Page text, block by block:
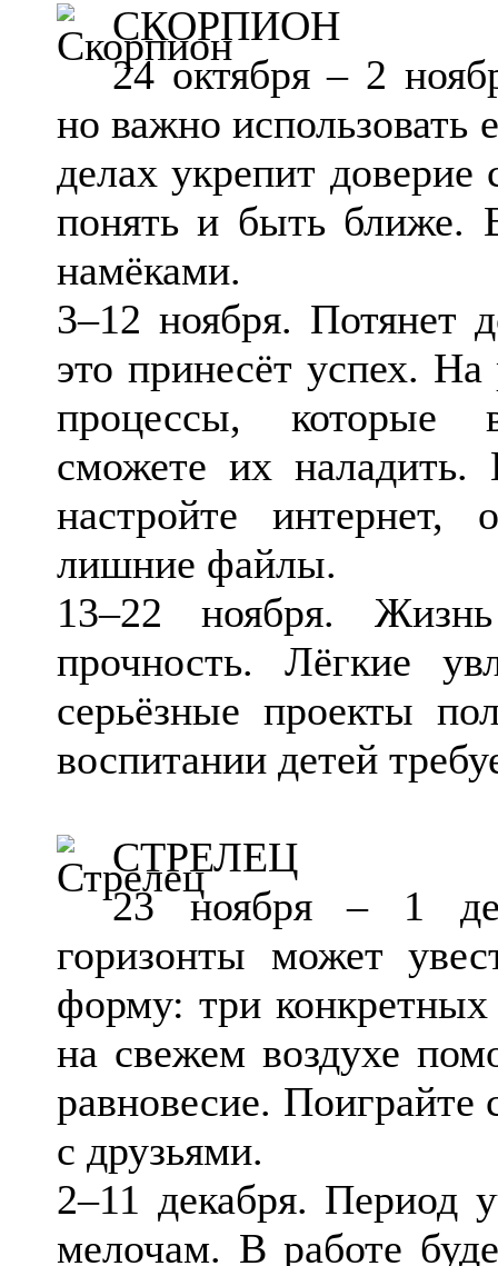
СКОРПИОН
24 октября – 2
но важно использовать
делах укрепит
понять и быть ближе.
намёками.
3–12 ноября. Потянет
это принесёт успех.
процессы, которые
сможете их наладить.
настройте интернет,
лишние файлы.
13–22 ноября.
прочность. Лёгкие
серьёзные проекты
воспитании детей
СТРЕЛЕЦ
23 ноября – 1
горизонты может
форму: три
на свежем воздухе
равновесие. Поиграйте
с друзьями.
2–11 декабря. Период
мелочам. В работе